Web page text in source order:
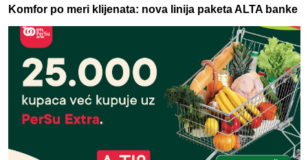
Komfor po meri klijenata: nova linija paketa ALTA banke